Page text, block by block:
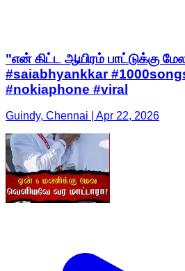
"என் கிட்ட ஆயிரம் பாட்டுக்கு
#saiabhyankkar
#nokiaphone #viral
Guindy, Chennai | Apr 22, 2026